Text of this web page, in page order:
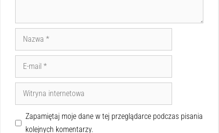
Zapamiętaj moje dane w tej przeglądarce podczas pisania
kolejnych komentarzy.